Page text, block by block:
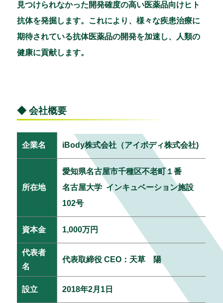
見つけられなかった開発確度の高い医薬品向けヒト
抗体を発掘します。これにより、様々な疾患治療に
期待されている抗体医薬品の開発を加速し、人類の
健康に貢献します。
◆ 会社概要
企業名 iBody株式会社（アイボディ株式会社)
所在地
愛知県名古屋市千種区不老町１番
名古屋大学 インキュベーション施設
102号
資本金 1,000万円
代表者
名
代表取締役 CEO：天草 陽
設立 2018年2月1日